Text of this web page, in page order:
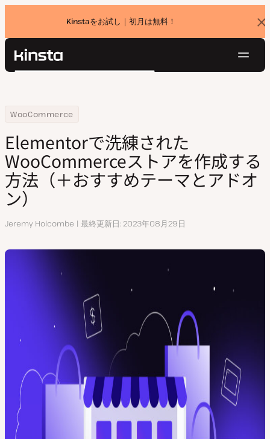
Kinstaをお試し｜初月は無料！
バ
ナ
Kinsta®
ン
価格設定
お問い合わせ
検
Home
リソースセンター
WooCommerce
Elementorで洗練されたWooCommerceストアを作成する方法（＋お
Elementorで洗練された
WooCommerceストアを作成する
方法（＋おすすめテーマとアドオ
ン）
執
Jeremy Holcombe 最終更新日 2023年08月29日